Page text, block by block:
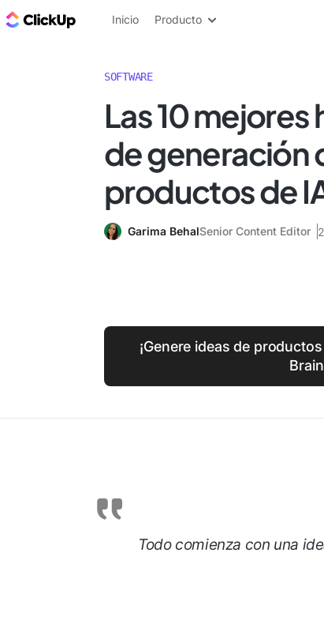
ClickUp Blog
Inicio Producto
SOFTWARE
Las 10
de generación
productos de
Garima BehalSenior Content Editor
¡Genere ideas de
Todo comienza con una